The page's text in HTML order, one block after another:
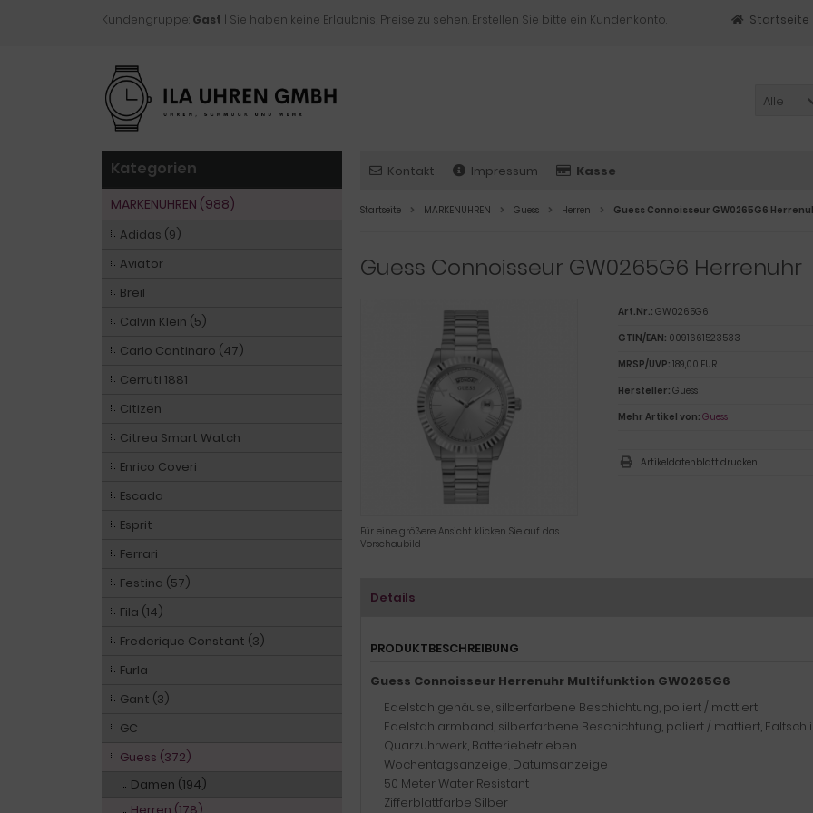
Kundengruppe: Gast | Sie haben keine Erlaubnis, Preise zu sehen. Erstellen Sie bitte ein Kundenkonto. Startseite
Alle
Kontakt Impressum Kasse
Startseite MARKENUHREN Guess Herren Guess Connoisseur GW0265G6
Guess Connoisseur GW0265G6 Herrenuhr
Für eine größere Ansicht klicken Sie auf das
Vorschaubild
Art.Nr.: GW0265G6
GTIN/EAN: 0091661523533
MRSP/UVP: 189,00 EUR
Hersteller: Guess
Mehr Artikel von: Guess
Artikeldatenblatt drucken
Details
PRODUKTBESCHREIBUNG
Guess Connoisseur Herrenuhr Multifunktion GW0265G6
Edelstahlgehäuse, silberfarbene Beschichtung, poliert / mattiert
Edelstahlarmband, silberfarbene Beschichtung, poliert / mattiert,
Quarzuhrwerk, Batteriebetrieben
Wochentagsanzeige, Datumsanzeige
50 Meter Water Resistant
Zifferblattfarbe Silber
Kategorien
MARKENUHREN (988)
Adidas (9)
Aviator
Breil
Calvin Klein (5)
Carlo Cantinaro (47)
Cerruti 1881
Citizen
Citrea Smart Watch
Enrico Coveri
Escada
Esprit
Ferrari
Festina (57)
Fila (14)
Frederique Constant (3)
Furla
Gant (3)
GC
Guess (372)
Damen (194)